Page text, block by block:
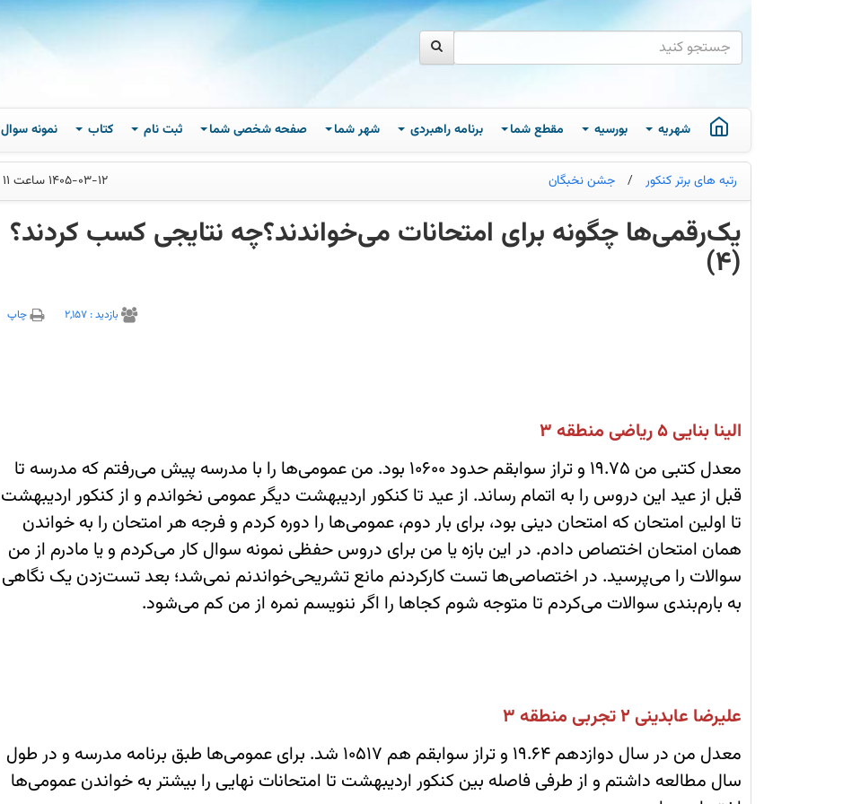
شهریه بورسیه مقطع شما برنامه راهبردی شهر شما صفحه شخصی شما ثبت نام کتاب نمونه سوال
رتبه های برتر کنکور / جشن نخبگان 1405-03-12 ساعت 11
یک‌رقمی‌ها چگونه برای امتحانات می‌خواندند؟چه نتایجی کسب کردند؟
(4)
عمومی‌ها
تا
از
کنکور
اردیبهشت
نگذاشتم
و
به‌همین
خاطر
برای
امتحانات
مجبور
شدم
شب
بازديد : 2,157 چاپ
الینا بنایی 5 ریاضی منطقه 3
معدل کتبی من 19.75 و تراز سوابقم حدود 10600 بود. من عمومی‌ها را با مدرسه پیش می‌رفتم که مدرسه تا
قبل از عید این دروس را به اتمام رساند. از عید تا کنکور اردیبهشت دیگر عمومی نخواندم و از کنکور اردیبهشت
تا اولین امتحان که امتحان دینی بود، برای بار دوم، عمومی‌ها را دوره کردم و فرجه هر امتحان را به خواندن
همان امتحان اختصاص دادم. در این بازه یا من برای دروس حفظی نمونه سوال کار می‌کردم و یا مادرم از من
سوالات را می‌پرسید. در اختصاصی‌ها تست کارکردنم مانع تشریحی‌خواندنم نمی‌شد؛ بعد تست‌زدن یک نگاهی
به بارم‌بندی سوالات می‌کردم تا متوجه شوم کجاها را اگر ننویسم نمره از من کم می‌شود.